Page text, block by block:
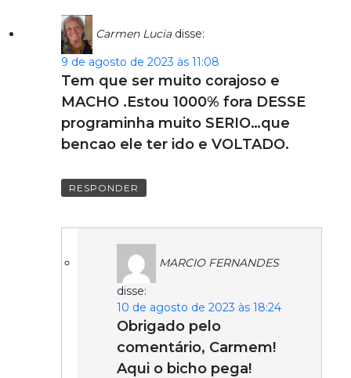
Carmen Lucia disse:
9 de agosto de 2023 às 11:08
Tem que ser muito corajoso e
MACHO .Estou 1000% fora DESSE
programinha muito SERIO…que
bencao ele ter ido e VOLTADO.
RESPONDER
MARCIO FERNANDES
disse:
10 de agosto de 2023 às 18:24
Obrigado pelo
comentário, Carmem!
Aqui o bicho pega!